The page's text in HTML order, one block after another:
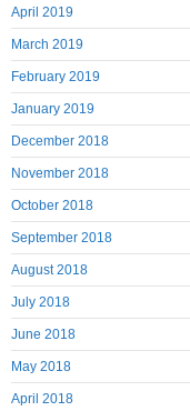
April 2019
March 2019
February 2019
January 2019
December 2018
November 2018
October 2018
September 2018
August 2018
July 2018
June 2018
May 2018
April 2018